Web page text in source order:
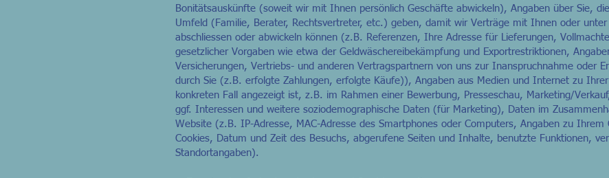
Bonitätsauskünfte (soweit wir mit Ihnen persönlich Geschäfte abwickeln), Angaben über Sie,
Umfeld (Familie, Berater, Rechtsvertreter, etc.) geben, damit wir Verträge mit Ihnen oder unter
abschliessen oder abwickeln können (z.B. Referenzen, Ihre Adresse für Lieferungen,
gesetzlicher Vorgaben wie etwa der Geldwäschereibekämpfung und Exportrestriktionen,
Versicherungen, Vertriebs- und anderen Vertragspartnern von uns zur Inanspruchnahme oder
durch Sie (z.B. erfolgte Zahlungen, erfolgte Käufe)), Angaben aus Medien und Internet zu
konkreten Fall angezeigt ist, z.B. im Rahmen einer Bewerbung, Presseschau, Marketing/
ggf. Interessen und weitere soziodemographische Daten (für Marketing), Daten im
Website (z.B. IP-Adresse, MAC-Adresse des Smartphones oder Computers, Angaben zu Ihrem
Cookies, Datum und Zeit des Besuchs, abgerufene Seiten und Inhalte, benutzte Funktionen,
Standortangaben).